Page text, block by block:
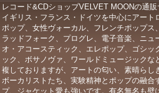
レコード&CDショップVELVET MOONの通
イギリス・フランス・ドイツを中心にアート
ポップ、女性ヴォーカル、フレンチポップス
ラッドフォーク、プログレ、電子音楽、ニュ
オ・アコースティック、エレポップ、ゴシッ
ック、ボサノヴァ、ワールドミュージックな
複しておりますが、アートの匂い、素晴らし
ボーカリストたち、実験精神とポップの融合
プ、ジャケット愛も強いです。有名無名も壁